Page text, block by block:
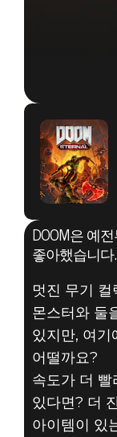
DOOM®
2019년 7월
DOOM은 예
좋아했습니다.
멋진 무기
몬스터와 둘
있지만, 여기
어떨까요?
속도가 더
있다면? 더
아이템이 있